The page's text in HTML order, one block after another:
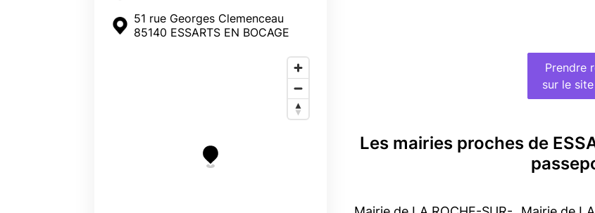
51 rue Georges Clemenceau
85140 ESSARTS EN BOCAGE
Prendre
sur le
Les mairies proches de